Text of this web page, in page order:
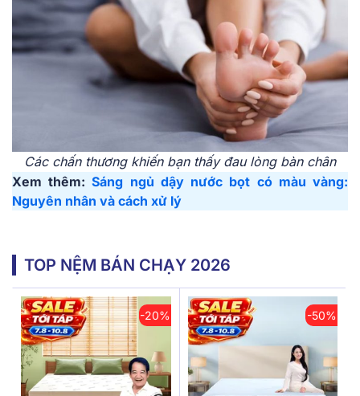
Các chấn thương khiến bạn thấy đau lòng bàn chân
Xem thêm:Sáng ngủ dậy nước bọt có màu vàng:
Nguyên nhân và cách xử lý
TOP NỆM BÁN CHẠY 2026
-20% -50%